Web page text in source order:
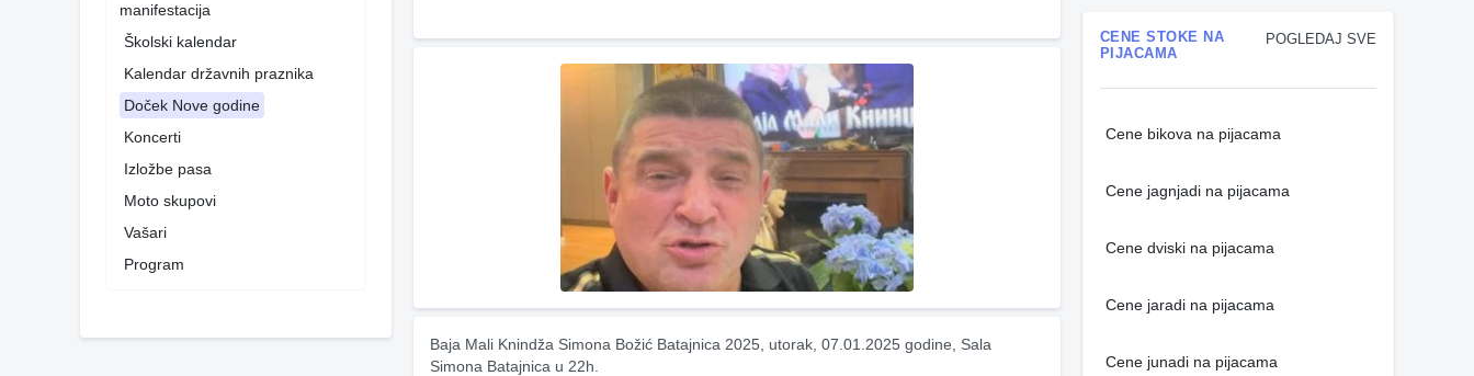
manifestacija
Školski kalendar
Kalendar državnih praznika
Doček Nove godine
Koncerti
Izložbe pasa
Moto skupovi
Vašari
Program
Baja Mali Knindža Simona Božić Batajnica 2025, utorak, 07.01.2025 godine, Sala
Simona Batajnica u 22h.
POGLEDAJ SVE
CENE STOKE NA
PIJACAMA
Cene bikova na pijacama
Cene jagnjadi na pijacama
Cene dviski na pijacama
Cene jaradi na pijacama
Cene junadi na pijacama